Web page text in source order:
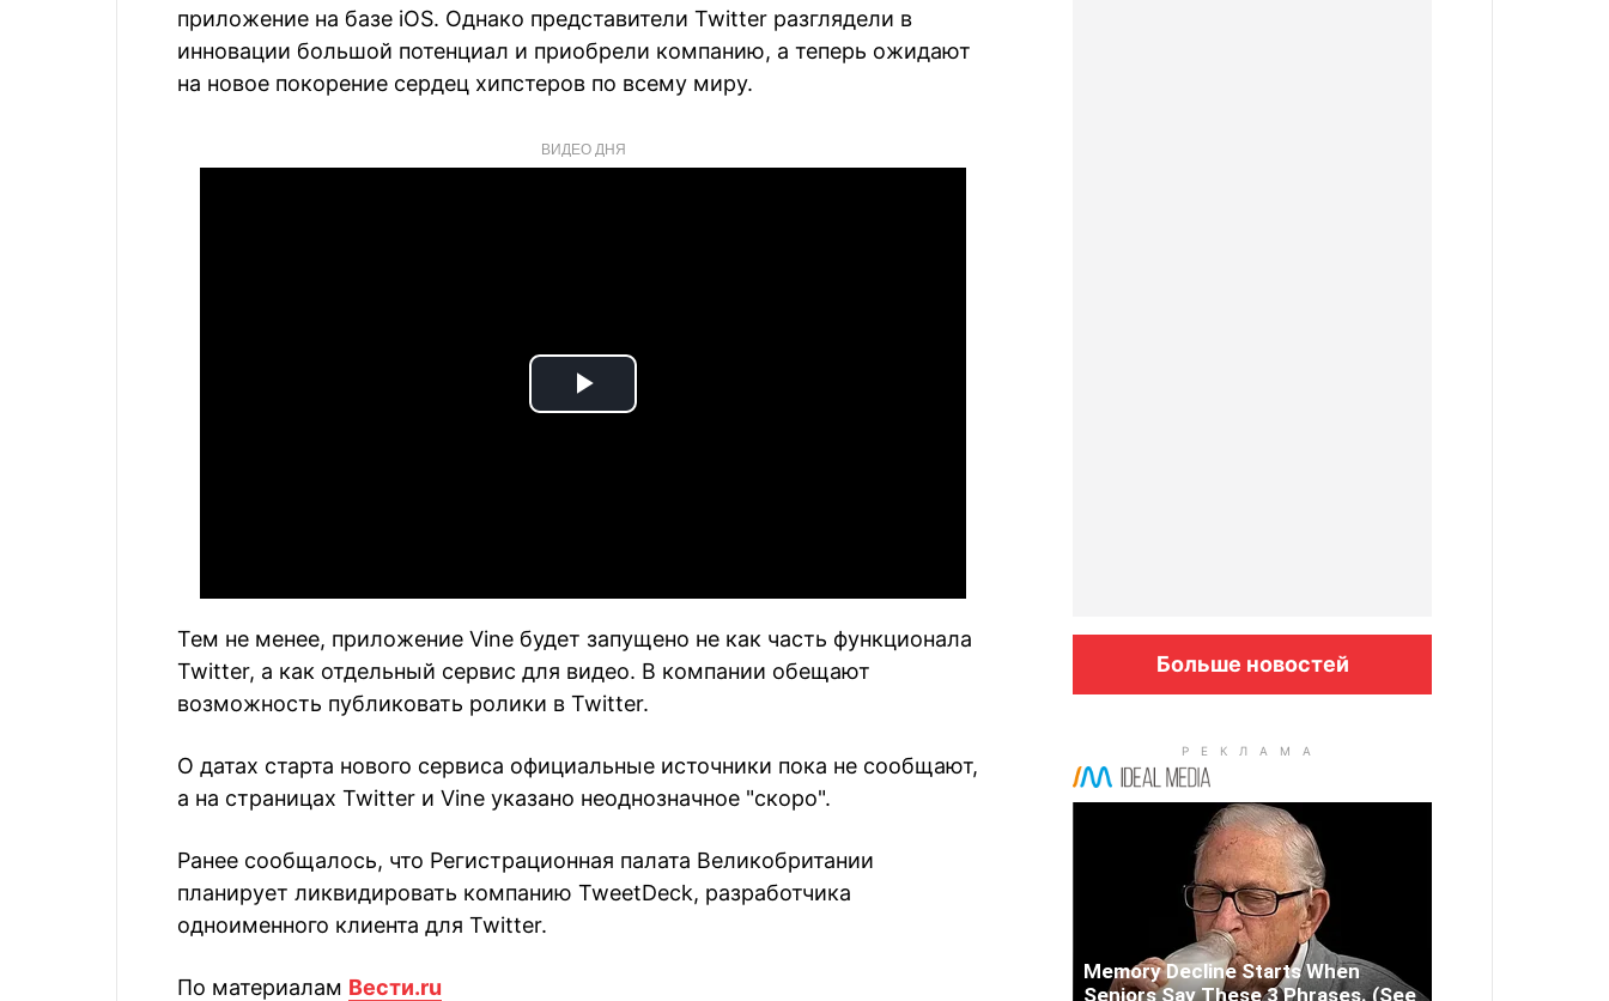
приложение на базе iOS. Однако представители Twitter разглядели в
инновации большой потенциал и приобрели компанию, а теперь ожидают
на новое покорение сердец хипстеров по всему миру.
ВИДЕО ДНЯ
Play
Тем не менее, приложение Vine будет запущено не как часть функционала
Twitter, а как отдельный сервис для видео. В компании обещают
возможность публиковать ролики в Twitter.
О датах старта нового сервиса официальные источники пока не сообщают,
а на страницах Twitter и Vine указано неоднозначное "скоро".
Ранее сообщалось, что Регистрационная палата Великобритании
планирует ликвидировать компанию TweetDeck, разработчика
одноименного клиента для Twitter.
По материалам Вести.ru
Больше новостей